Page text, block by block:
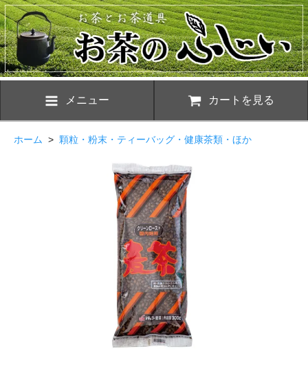
メニュー カートを見る
ホーム > 顆粒・粉末・ティーバッグ・健康茶類・ほか